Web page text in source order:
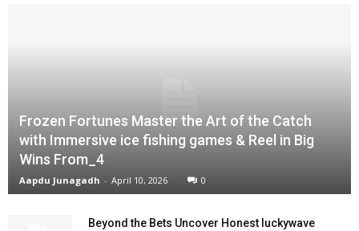
Frozen Fortunes Master the Art of the Catch
with Immersive ice fishing games & Reel in Big
Wins From_4
Aapdu Junagadh - April 10, 2026 0
Beyond the Bets Uncover Honest luckywave